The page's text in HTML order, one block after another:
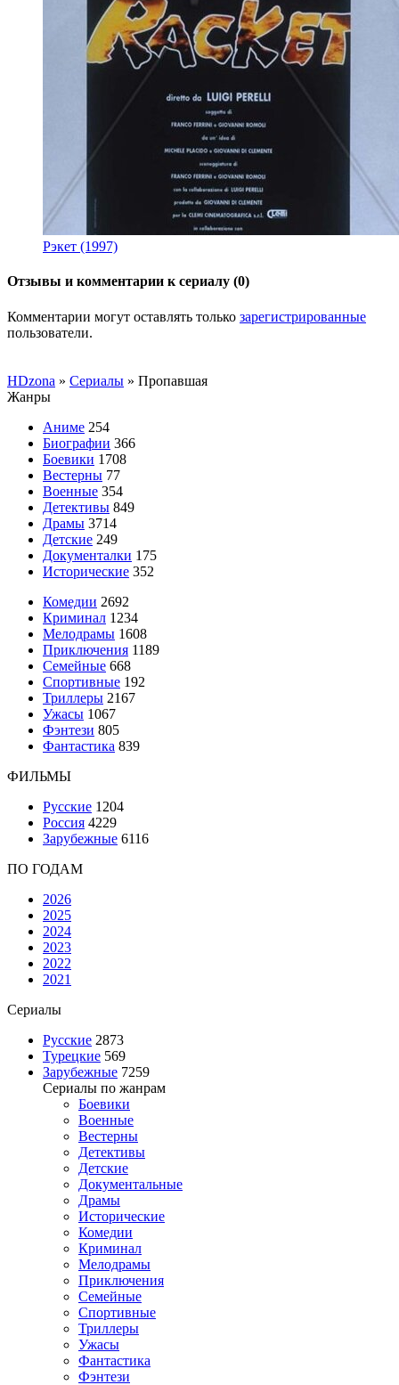
Рэкет (1997)
Отзывы и комментарии к сериалу (0)
Комментарии могут оставлять только зарегистрированные
пользователи.
HDzona » Сериалы » Пропавшая
Жанры
Аниме 254
Биографии 366
Боевики 1708
Вестерны 77
Военные 354
Детективы 849
Драмы 3714
Детские 249
Документалки 175
Исторические 352
Комедии 2692
Криминал 1234
Мелодрамы 1608
Приключения 1189
Семейные 668
Спортивные 192
Триллеры 2167
Ужасы 1067
Фэнтези 805
Фантастика 839
ФИЛЬМЫ
Русские 1204
Россия 4229
Зарубежные 6116
ПО ГОДАМ
2026
2025
2024
2023
2022
2021
Сериалы
Русские 2873
Турецкие 569
Зарубежные 7259
Сериалы по жанрам
Боевики
Военные
Вестерны
Детективы
Детские
Документальные
Драмы
Исторические
Комедии
Криминал
Мелодрамы
Приключения
Семейные
Спортивные
Триллеры
Ужасы
Фантастика
Фэнтези